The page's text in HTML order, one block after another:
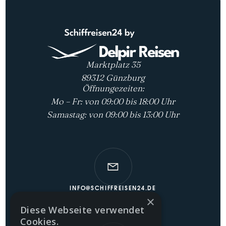
INFO@SCHIFFREISEN24.DE
Marktplatz 35
89312 Günzburg
Öffnungezeiten:
Mo – Fr: von 09:00 bis 18:00 Uhr
Samastag: von 09:00 bis 13:00 Uhr
×
Diese Webseite verwendet
Cookies.